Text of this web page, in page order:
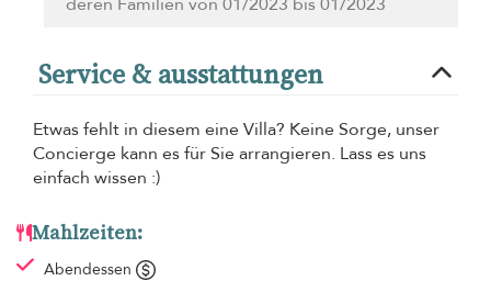
Service & ausstattungen
Etwas fehlt in diesem eine Villa? Keine Sorge, unser
Concierge kann es für Sie arrangieren. Lass es uns
einfach wissen :)
Mahlzeiten:
Abendessen